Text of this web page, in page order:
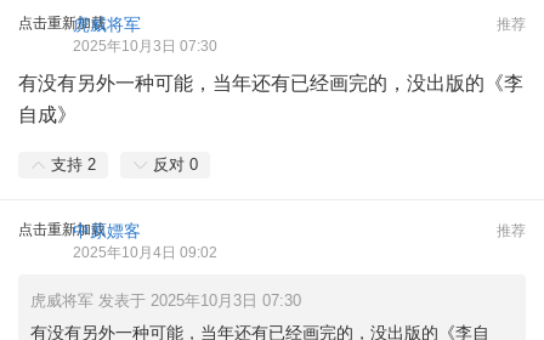
点击重新加载 推荐
虎威将军
2025年10月3日 07:30
有没有另外一种可能，当年还有已经画完的，没出版的《李
自成》
支持 2 反对 0
点击重新加载 推荐
中原嫖客
2025年10月4日 09:02
虎威将军 发表于 2025年10月3日 07:30
有没有另外一种可能，当年还有已经画完的，没出版的《李自